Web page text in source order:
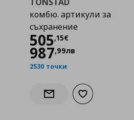
любими
комбю. артикули за
съхранение
505,15€
Цена
987,99лв
2530 точки
Информирай ме за
Добави към